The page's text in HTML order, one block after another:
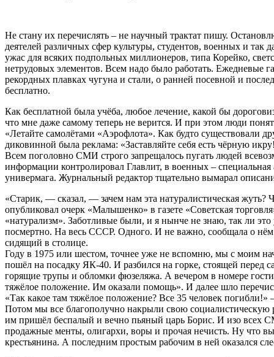
Не стану их перечислять – не научный трактат пишу.
деятелей различных сфер культуры, студентов, военных и
ужас для всяких подпольных миллионеров, типа Корейко,
нетрудовых элементов. Всем надо было работать. Ежедневые
рекордных плавках чугуна и стали, о ранней посевной и
бесплатно.
Как бесплатной была учёба, любое лечение, какой бы
что мне даже самому теперь не верится. И при этом люди
«Летайте самолётами «Аэрофлота». Как будто существовали
диковинной была реклама: «Заставляйте себя есть чёрную
Всем поголовно СМИ строго запрещалось пугать людей
информации контролировал Главлит, в военных –
универмага. Журнальный редактор тщательно вымарал
«Старик, — сказал, — зачем нам эта натуралистическая жуть?
опубликовал очерк «Малышенко» в газете «Советская
«натурализм». Заботливые были, и я нынче не знаю, так ли
посмертно. На весь СССР. Одного. И не важно, сообщала о нём
сидящий в столице.
Году в 1975 или шестом, точнее уже не вспомню, мы с моим
пошёл на посадку ЯК-40. И разбился на горке, стоящей перед
горящие трупы и обломки фюзеляжа. А вечером в номере
тяжёлое положение. Им оказали помощь». И далее шло
«Так какое там тяжёлое положение? Все 35 человек
Потом мы все благополучно накрыли свою социалистическую
им пришёл беспалый и вечно пьяный царь Борис. И изо всех
продажные менты, олигархи, воры и прочая нечисть. Ну что
крестьянина. А последним простым рабочим в ней оказался